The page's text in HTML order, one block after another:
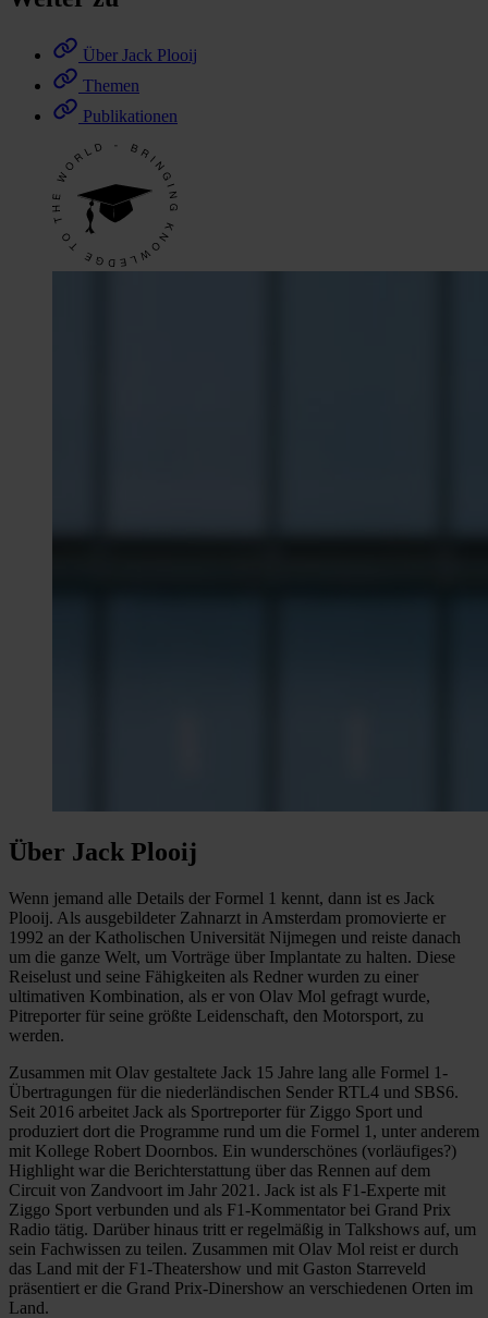
Über Jack Plooij
Themen
Publikationen
Über Jack Plooij
Wenn jemand alle Details der Formel 1 kennt, dann ist es Jack
Plooij. Als ausgebildeter Zahnarzt in Amsterdam promovierte er
1992 an der Katholischen Universität Nijmegen und reiste danach
um die ganze Welt, um Vorträge über Implantate zu halten. Diese
Reiselust und seine Fähigkeiten als Redner wurden zu einer
ultimativen Kombination, als er von Olav Mol gefragt wurde,
Pitreporter für seine größte Leidenschaft, den Motorsport, zu
werden.
Zusammen mit Olav gestaltete Jack 15 Jahre lang alle Formel 1-
Übertragungen für die niederländischen Sender RTL4 und SBS6.
Seit 2016 arbeitet Jack als Sportreporter für Ziggo Sport und
produziert dort die Programme rund um die Formel 1, unter anderem
mit Kollege Robert Doornbos. Ein wunderschönes (vorläufiges?)
Highlight war die Berichterstattung über das Rennen auf dem
Circuit von Zandvoort im Jahr 2021. Jack ist als F1-Experte mit
Ziggo Sport verbunden und als F1-Kommentator bei Grand Prix
Radio tätig. Darüber hinaus tritt er regelmäßig in Talkshows auf, um
sein Fachwissen zu teilen. Zusammen mit Olav Mol reist er durch
das Land mit der F1-Theatershow und mit Gaston Starreveld
präsentiert er die Grand Prix-Dinershow an verschiedenen Orten im
Land.